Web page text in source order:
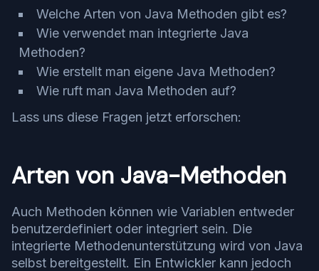
Welche Arten von Java Methoden gibt es?
Wie verwendet man integrierte Java
Methoden?
Wie erstellt man eigene Java Methoden?
Wie ruft man Java Methoden auf?
Lass uns diese Fragen jetzt erforschen:
Arten von Java-Methoden
Auch Methoden können wie Variablen entweder
benutzerdefiniert oder integriert sein. Die
integrierte Methodenunterstützung wird von Java
selbst bereitgestellt. Ein Entwickler kann jedoch